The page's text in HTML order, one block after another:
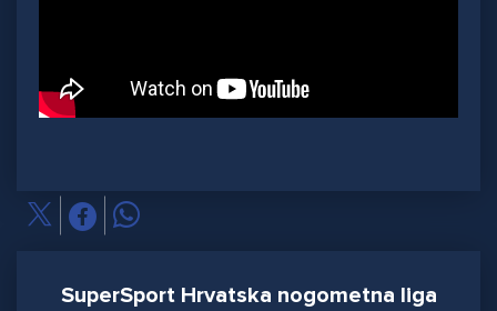
SuperSport Hrvatska nogometna liga